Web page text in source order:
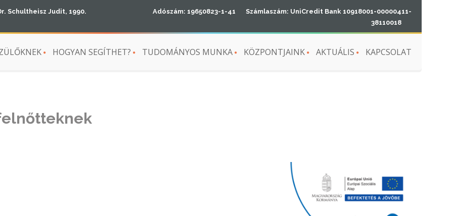
Schultheisz Judit, 1990. Adószám: 19650823-1-41
Számlaszám: UniCredit Bank 10918001-00000411-
38110018
HOGYAN SEGÍTHET? TUDOMÁNYOS MUNKA KÖZPONTJAINK AKTUÁLIS KAPCSOLAT